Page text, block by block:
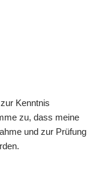
zur Kenntnis
zu, dass meine
und zur Prüfung